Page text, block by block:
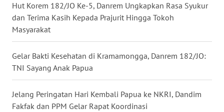
Hut Korem 182/JO Ke-5, Danrem Ungkapkan Rasa Syukur
dan Terima Kasih Kepada Prajurit Hingga Tokoh
Masyarakat
Gelar Bakti Kesehatan di Kramamongga, Danrem 182/JO:
TNI Sayang Anak Papua
Jelang Peringatan Hari Kembali Papua ke NKRI, Dandim
Fakfak dan PPM Gelar Rapat Koordinasi
WN
BALI
KALBAR
KALTENG